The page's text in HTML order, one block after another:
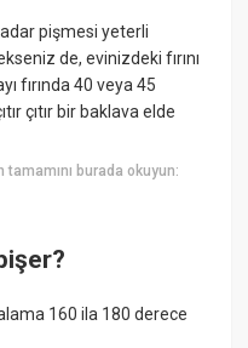
pişmesi yeterli
de, evinizdeki fırını
fırında 40 veya 45
çıtır bir baklava elde
tamamını burada okuyun:
160 ila 180 derece